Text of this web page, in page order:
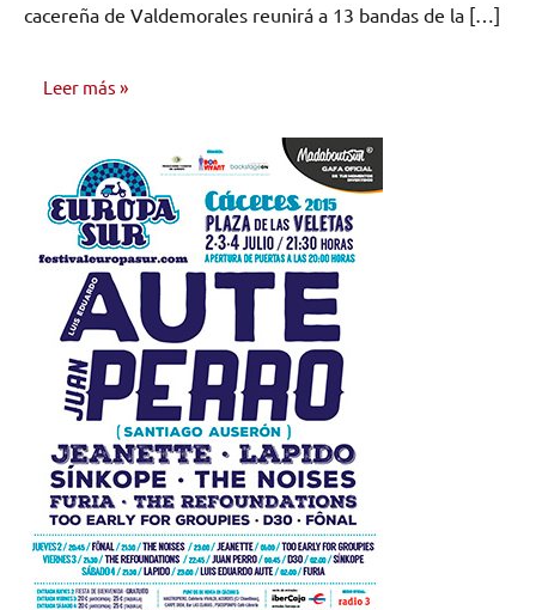
cacereña de Valdemorales reunirá a 13 bandas de la […]
Leer más
NOTICIAS